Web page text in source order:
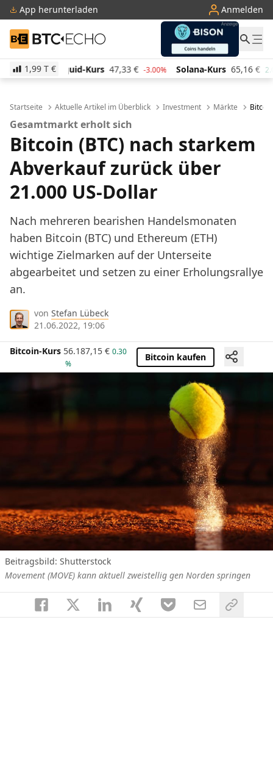
App herunterladen Anmelden
BTC-ECHO
1,99 T €
Kurs 47,33 -3.00% Solana-Kurs 65,16 € 2.00% TRON-Kurs
Startseite Aktuelle Artikel im Überblick Investment Märkte
Gesamtmarkt erholt sich
Bitcoin (BTC) nach starkem
Abverkauf zurück über
21.000 US-Dollar
Nach mehreren bearishen Handelsmonaten
haben Bitcoin (BTC) und Ethereum (ETH)
wichtige Zielmarken auf der Unterseite
abgearbeitet und setzen zu einer Erholungsrallye
an.
von Stefan Lübeck
21.06.2022, 19:06
Bitcoin-Kurs 56.187,15 € 0.30
%
Bitcoin kaufen
Beitragsbild: Shutterstock
Movement (MOVE) kann aktuell zweistellig gen Norden springen